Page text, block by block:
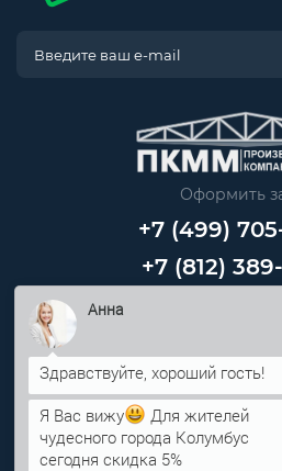
Оформить
+7 (499)
+7 (812)
Звоните нам
Анна
Я Вас вижу
Для жителей
чудесного города Колумбус
сегодня скидка 5%